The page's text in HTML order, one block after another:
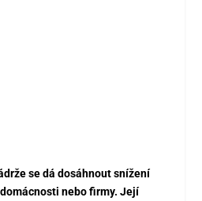
se dá dosáhnout snížení
nebo firmy. Její